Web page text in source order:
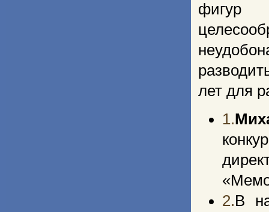
фигур
лет для
1.
2.В